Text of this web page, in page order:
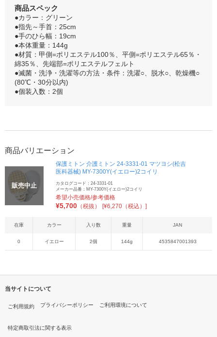
商品スペック
●カラー：グリーン
●指先～手首：25cm
●手のひら幅：19cm
●本体重量：144g
●材質：甲側=ポリエステル100％、平側=ポリエステル65％・
綿35％、先端部=ポリエステルフェルト
●滅菌・洗浄・洗濯等の方法・条件：洗濯○、脱水○、乾燥機○
(80℃・30分以内)
●個装入数：2個
商品バリエーション
販売中止
保護ミトン 介護ミトン 24-3331-01 マツヨシ(松吉
医科器械) MY-7300Y(イエロー)2コイリ
カタログコード：24-3331-01
メーカー品番：MY-7300Y(イエロー)2コイリ
希望小売価格/参考価格
¥5,700 （税抜） [¥6,270（税込）]
在庫 カラー 入り数 重量 JAN
0 イエロー 2個 144g 4535847001393
当サイトについて
ご利用規約 プライバシーポリシー ご利用環境について
特定商取引法に関する表示